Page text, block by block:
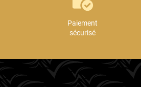
Paiement
sécurisé